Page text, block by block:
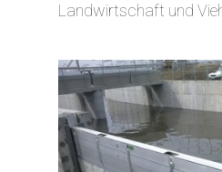
Landwirtschaft und